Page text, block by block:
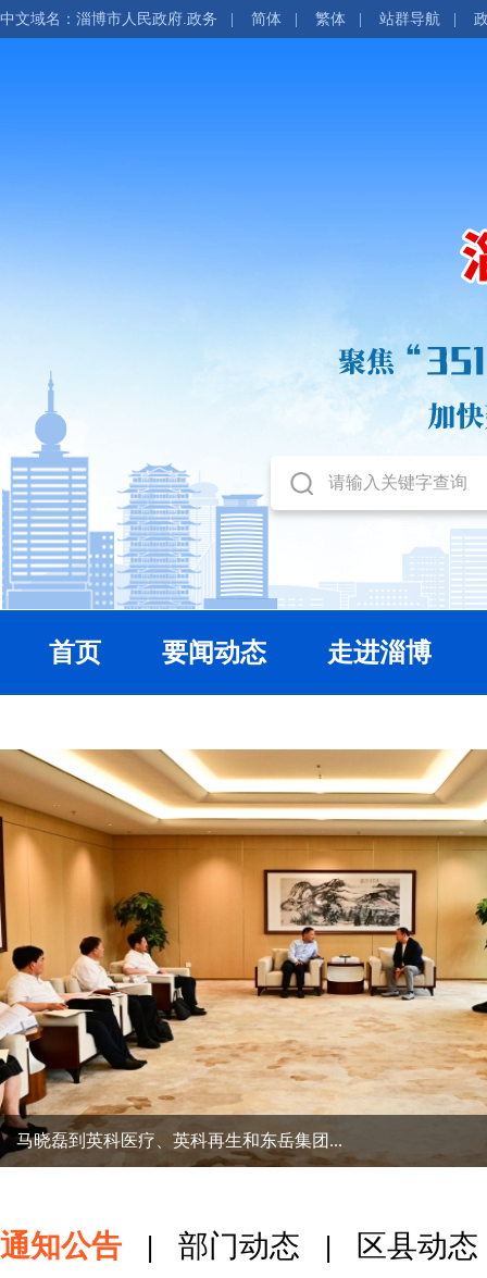
中文域名：淄博市人民政府.政务 简体 繁体 站群导航
首页 要闻动态 走进淄博
马晓磊到英科医疗、英科再生和东岳集团...
通知公告 | 部门动态 | 区县动态